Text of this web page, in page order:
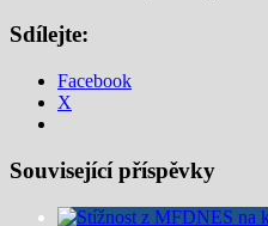
Sdílejte:
Facebook
X
Související příspěvky